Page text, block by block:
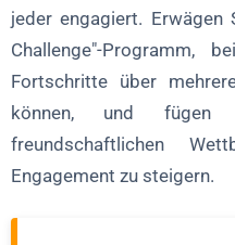
jeder engagiert. Erwägen
Challenge"-Programm,
Fortschritte über
können, und
freundschaftlichen
Engagement zu steigern.